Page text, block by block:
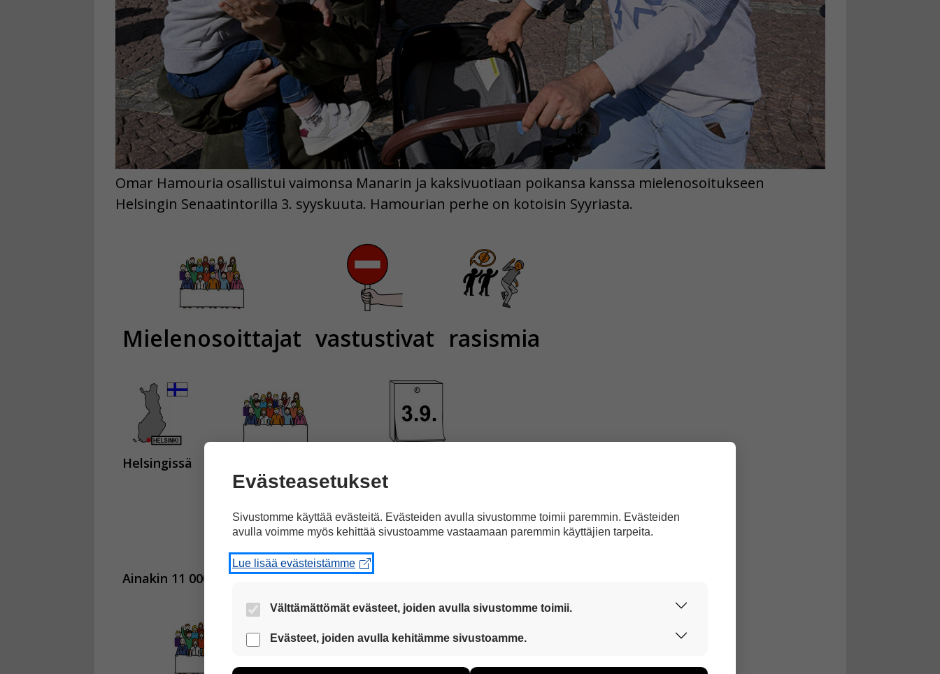
Mielenosoittajat vastustivat rasismia
Omar Hamouria osallistui vaimonsa Manarin ja kaksivuotiaan poikansa kanssa mielenosoitukseen
Helsingin Senaatintorilla 3. syyskuuta. Hamourian perhe on kotoisin Syyriasta.
Helsingissä
Ainakin 11 000 ihmistä osoitti mieltään
Evästeasetukset
Sivustomme käyttää evästeitä. Evästeiden avulla sivustomme toimii paremmin. Evästeiden
avulla voimme myös kehittää sivustoamme vastaamaan paremmin käyttäjien tarpeita.
Lue lisää evästeistämme
Välttämättömät evästeet, joiden avulla sivustomme toimii.
Nämä evästeet ovat aina käytössä, jotta sivustoamme voi käyttää sujuvasti ja turvallisesti.
Evästeet, joiden avulla kehitämme sivustoamme.